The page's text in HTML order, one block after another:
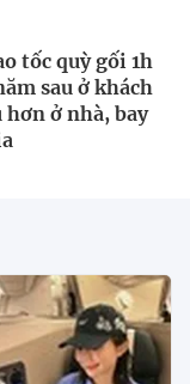
tốc quỳ gối 1h
sau ở khách
hơn ở nhà, bay